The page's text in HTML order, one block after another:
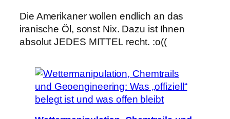
Die Amerikaner wollen endlich an das
iranische Öl, sonst Nix. Dazu ist Ihnen
absolut JEDES MITTEL recht. :o((